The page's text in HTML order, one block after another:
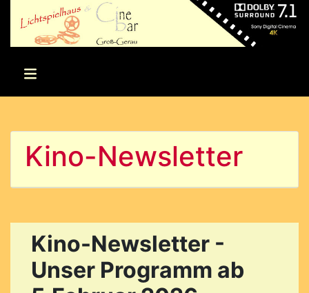
Kino-Newsletter
Kino-Newsletter -
Unser Programm ab